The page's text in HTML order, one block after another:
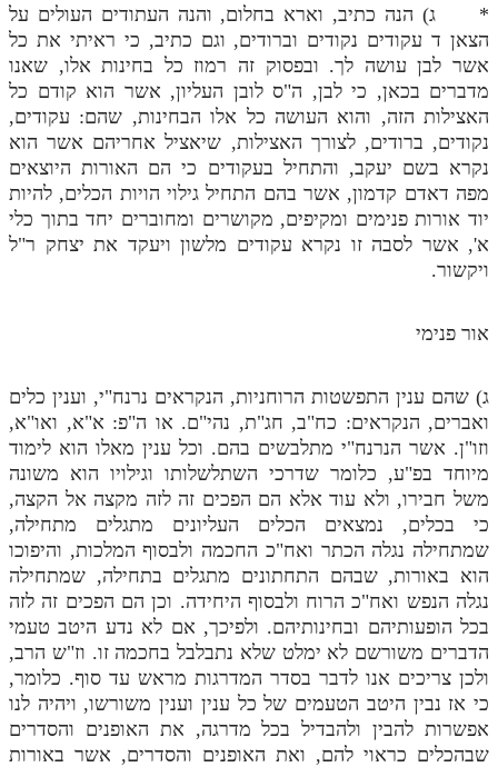
* ג) הנה כתיב, וארא בחלום, והנה העתודים העולים על
הצאן ד עקודים נקודים וברודים, וגם כתיב, כי ראיתי את כל
אשר לבן עושה לך. ובפסוק זה רמוז כל בחינות אלו, שאנו
מדברים בכאן, כי לבן, ה"ס לובן העליון, אשר הוא קודם כל
האצילות הזה, והוא העושה כל אלו הבחינות, שהם: עקודים,
נקודים, ברודים, לצורך האצילות, שיאציל אחריהם אשר הוא
נקרא בשם יעקב, והתחיל בעקודים כי הם האורות היוצאים
מפה דאדם קדמון, אשר בהם התחיל גילוי הויות הכלים, להיות
יוד אורות פנימים ומקיפים, מקושרים ומחוברים יחד בתוך כלי
א', אשר לסבה זו נקרא עקודים מלשון ויעקד את יצחק ר"ל
ויקשור.
אור פנימי
ג) שהם ענין התפשטות הרוחניות, הנקראים נרנח"י, וענין כלים
ואברים, הנקראים: כח"ב, חג"ת, נהי"ם. או ה"פ: א"א, ואו"א,
וזו"ן. אשר הנרנח"י מתלבשים בהם. וכל ענין מאלו הוא לימוד
מיוחד בפ"ע, כלומר שדרכי השתלשלותו וגילויו הוא משונה
משל חבירו, ולא עוד אלא הם הפכים זה לזה מקצה אל הקצה,
כי בכלים, נמצאים הכלים העליונים מתגלים מתחילה,
שמתחילה נגלה הכתר ואח"כ החכמה ולבסוף המלכות, והיפוכו
הוא באורות, שבהם התחתונים מתגלים בתחילה, שמתחילה
נגלה הנפש ואח"כ הרוח ולבסוף היחידה. וכן הם הפכים זה לזה
בכל הופעותיהם ובחינותיהם. ולפיכך, אם לא נדע היטב טעמי
הדברים משורשם לא ימלט שלא נתבלבל בחכמה זו. וז"ש הרב,
ולכן צריכים אנו לדבר בסדר המדרגות מראש עד סוף. כלומר,
כי אז נבין היטב הטעמים של כל ענין וענין משורשו, ויהיה לנו
אפשרות להבין ולהבדיל בכל מדרגה, את האופנים והסדרים
שבהכלים כראוי להם, ואת האופנים והסדרים, אשר באורות